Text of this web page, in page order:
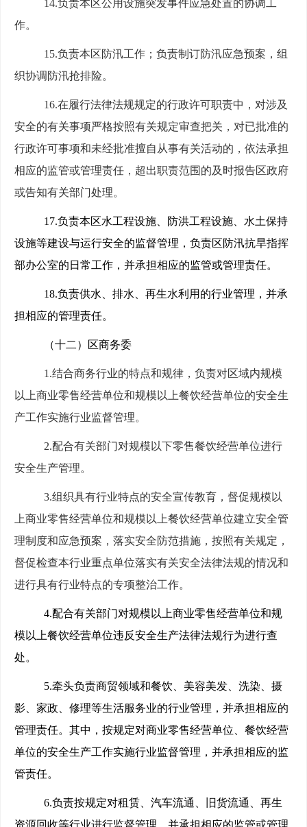
14.负责本区公用设施突发事件应急处置的协调工
作。
15.负责本区防汛工作；负责制订防汛应急预案，组
织协调防汛抢排险。
16.在履行法律法规规定的行政许可职责中，对涉及
安全的有关事项严格按照有关规定审查把关，对已批准的
行政许可事项和未经批准擅自从事有关活动的，依法承担
相应的监管或管理责任，超出职责范围的及时报告区政府
或告知有关部门处理。
17.负责本区水工程设施、防洪工程设施、水土保持
设施等建设与运行安全的监督管理，负责区防汛抗旱指挥
部办公室的日常工作，并承担相应的监管或管理责任。
18.负责供水、排水、再生水利用的行业管理，并承
担相应的管理责任。
（十二）区商务委
1.结合商务行业的特点和规律，负责对区域内规模
以上商业零售经营单位和规模以上餐饮经营单位的安全生
产工作实施行业监督管理。
2.配合有关部门对规模以下零售餐饮经营单位进行
安全生产管理。
3.组织具有行业特点的安全宣传教育，督促规模以
上商业零售经营单位和规模以上餐饮经营单位建立安全管
理制度和应急预案，落实安全防范措施，按照有关规定，
督促检查本行业重点单位落实有关安全法律法规的情况和
进行具有行业特点的专项整治工作。
4.配合有关部门对规模以上商业零售经营单位和规
模以上餐饮经营单位违反安全生产法律法规行为进行查
处。
5.牵头负责商贸领域和餐饮、美容美发、洗染、摄
影、家政、修理等生活服务业的行业管理，并承担相应的
管理责任。其中，按规定对商业零售经营单位、餐饮经营
单位的安全生产工作实施行业监督管理，并承担相应的监
管责任。
6.负责按规定对租赁、汽车流通、旧货流通、再生